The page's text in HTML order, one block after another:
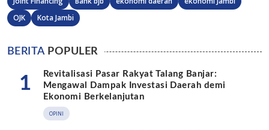
OJK
Kota Jambi
BERITAPOPULER
1
Revitalisasi Pasar Rakyat Talang Banjar:
Mengawal Dampak Investasi Daerah demi
Ekonomi Berkelanjutan
OPINI